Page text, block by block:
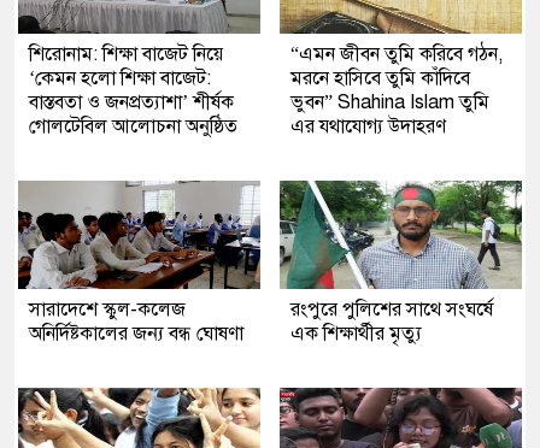
শিরোনাম: শিক্ষা বাজেট নিয়ে
‘কেমন হলো শিক্ষা বাজেট:
বাস্তবতা ও জনপ্রত্যাশা’ শীর্ষক
গোলটেবিল আলোচনা অনুষ্ঠিত
“এমন জীবন তুমি করিবে গঠন,
মরনে হাসিবে তুমি কাঁদিবে
ভুবন” Shahina Islam তুমি
এর যথাযোগ্য উদাহরণ
সারাদেশে স্কুল-কলেজ
অনির্দিষ্টকালের জন্য বন্ধ ঘোষণা
রংপুরে পুলিশের সাথে সংঘর্ষে
এক শিক্ষার্থীর মৃত্যু